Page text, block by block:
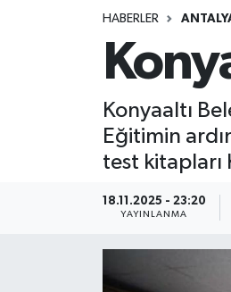
HABERLER
Konyaaltı
Eğitimin
test kitapları
18.11.2025 - 23:20
YAYINLANMA
Haber Arşivi